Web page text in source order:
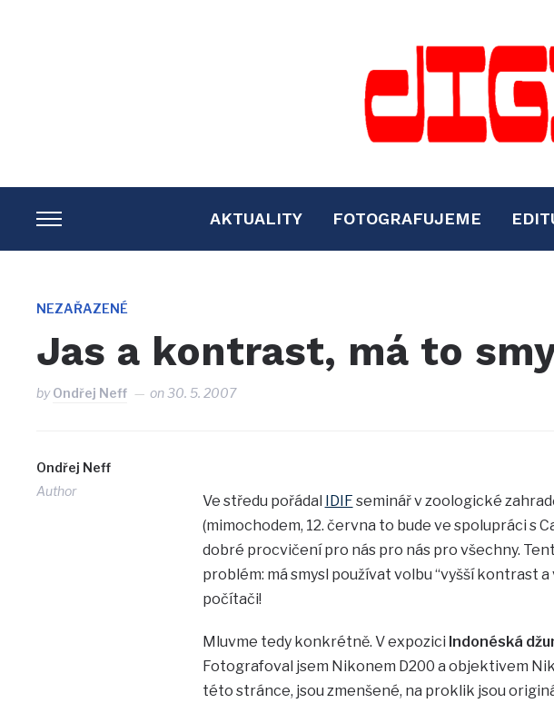
TOGGLE
SIDEBAR
NAVIGATION
AKTUALITY FOTOGRAFUJEME
NEZAŘAZENÉ
Jas a kontrast, má to
byOndřej Neff on30. 5. 2007
Ondřej Neff
Author
Ve středu pořádal IDIF seminář v zoologické
(mimochodem, 12. června to bude ve spolupráci s
dobré procvičení pro nás pro nás pro všechny.
problém: má smysl používat volbu “vyšší kontrast
počítači!
Mluvme tedy konkrétně. V expozici Indonéská
Fotografoval jsem Nikonem D200 a objektivem
této stránce, jsou zmenšené, na proklik jsou